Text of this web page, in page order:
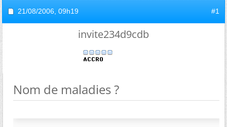
21/08/2006, 09h19 #1
invite234d9cdb
Nom de maladies ?